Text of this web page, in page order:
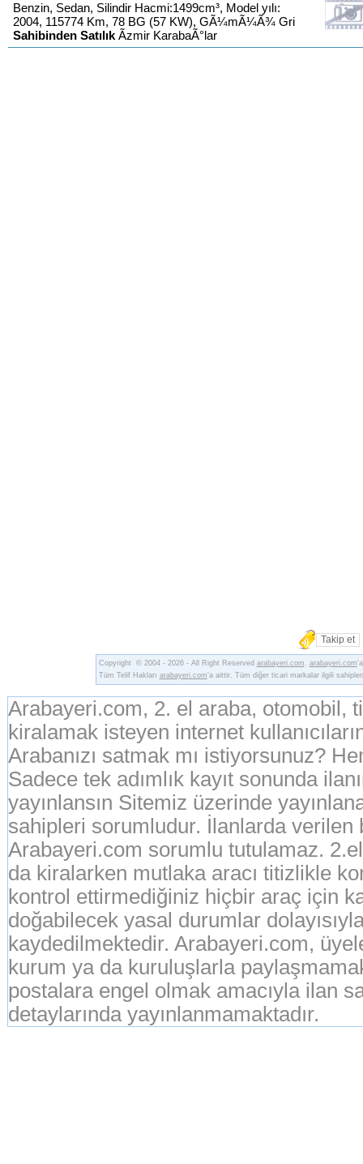
Benzin, Sedan, Silindir Hacmi:1499cm³, Model yılı:
2004, 115774 Km, 78 BG (57 KW), GÃ¼mÃ¼Ã¾ Gri
Sahibinden Satılık Ãzmir KarabaÃ°lar
Takip et
Copyright © 2004 - 2026 - All Right Reserved arabayeri.com . arabayeri.com
Tüm Telif Hakları arabayeri.com'a aittir. Tüm diğer ticari markalar ilgili
Arabayeri.com, 2. el araba, otomobil,
kiralamak isteyen internet
Arabanızı satmak mı istiyorsunuz?
Sadece tek adımlık kayıt sonunda
yayınlansın Sitemiz üzerinde
sahipleri sorumludur. İlanlarda verilen
Arabayeri.com sorumlu tutulamaz.
da kiralarken mutlaka aracı titizlikle
kontrol ettirmediğiniz hiçbir araç için
doğabilecek yasal durumlar
kaydedilmektedir. Arabayeri.com,
kurum ya da kuruluşlarla
postalara engel olmak amacıyla ilan
detaylarında yayınlanmamaktadır.